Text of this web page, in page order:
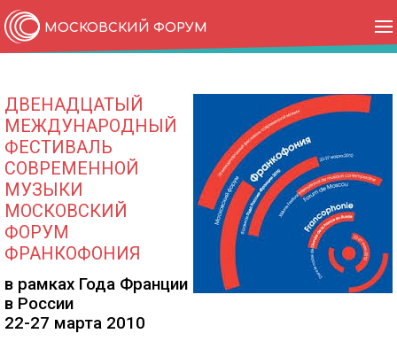
МОСКОВСКИЙ ФОРУМ
ПАРТНЁРЫ
О НАС
Команда
Контакты
ДВЕНАДЦАТЫЙ
МЕЖДУНАРОДНЫЙ
ФЕСТИВАЛЬ
СОВРЕМЕННОЙ
МУЗЫКИ
МОСКОВСКИЙ
ФОРУМ
ФРАНКОФОНИЯ
в рамках Года Франции
в России
22-27 марта 2010